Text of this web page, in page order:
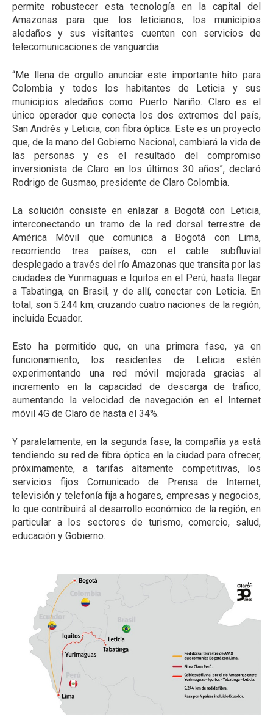
permite robustecer esta tecnología en la capital del
Amazonas para que los leticianos, los municipios
aledaños y sus visitantes cuenten con servicios de
telecomunicaciones de vanguardia.
“Me llena de orgullo anunciar este importante hito para
Colombia y todos los habitantes de Leticia y sus
municipios aledaños como Puerto Nariño. Claro es el
único operador que conecta los dos extremos del país,
San Andrés y Leticia, con fibra óptica. Este es un proyecto
que, de la mano del Gobierno Nacional, cambiará la vida de
las personas y es el resultado del compromiso
inversionista de Claro en los últimos 30 años”, declaró
Rodrigo de Gusmao, presidente de Claro Colombia.
La solución consiste en enlazar a Bogotá con Leticia,
interconectando un tramo de la red dorsal terrestre de
América Móvil que comunica a Bogotá con Lima,
recorriendo tres países, con el cable subfluvial
desplegado a través del río Amazonas que transita por las
ciudades de Yurimaguas e Iquitos en el Perú, hasta llegar
a Tabatinga, en Brasil, y de allí, conectar con Leticia. En
total, son 5.244 km, cruzando cuatro naciones de la región,
incluida Ecuador.
Esto ha permitido que, en una primera fase, ya en
funcionamiento, los residentes de Leticia estén
experimentando una red móvil mejorada gracias al
incremento en la capacidad de descarga de tráfico,
aumentando la velocidad de navegación en el Internet
móvil 4G de Claro de hasta el 34%.
Y paralelamente, en la segunda fase, la compañía ya está
tendiendo su red de fibra óptica en la ciudad para ofrecer,
próximamente, a tarifas altamente competitivas, los
servicios fijos Comunicado de Prensa de Internet,
televisión y telefonía fija a hogares, empresas y negocios,
lo que contribuirá al desarrollo económico de la región, en
particular a los sectores de turismo, comercio, salud,
educación y Gobierno.